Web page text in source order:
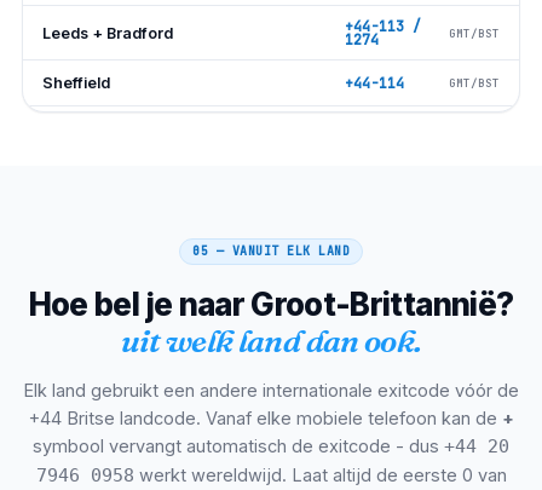
Leeds + Bradford +44-113 /
1274 GMT/BST
Sheffield +44-114 GMT/BST
+44-118
Oxford +44-1865 GMT/BST
Brighton+Hove
Southampton + Portsmouth +44-23 GMT/BST
05 — VANUIT ELK LAND
Hoe bel je naar Groot-Brittannië?
uit welk land dan ook.
Elk land gebruikt een andere internationale exitcode vóór de
+44 Britse landcode. Vanaf elke mobiele telefoon kan de +
symbool vervangt automatisch de exitcode - dus +44 20
7946 0958 werkt wereldwijd. Laat altijd de eerste 0 van